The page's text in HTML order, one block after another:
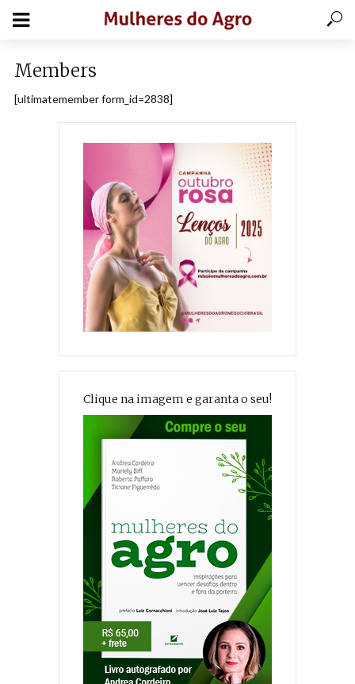
Members
[ultimatemember form_id=2838]
Clique na imagem e garanta o seu!